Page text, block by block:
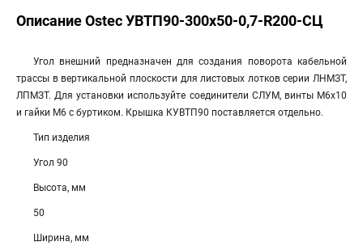
Описание Ostec УВТП90-300х50-0,7-R200-СЦ
Угол внешний предназначен для создания поворота кабельной
трассы в вертикальной плоскости для листовых лотков серии ЛНМЗТ,
ЛПМЗТ. Для установки используйте соединители СЛУМ, винты М6х10
и гайки М6 с буртиком. Крышка КУВТП90 поставляется отдельно.
Тип изделия
Угол 90
Высота, мм
50
Ширина, мм